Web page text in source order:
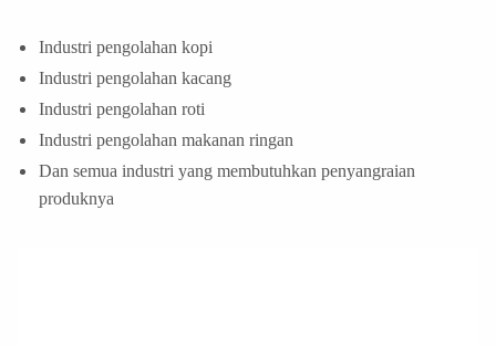
Industri pengolahan kopi
Industri pengolahan kacang
Industri pengolahan roti
Industri pengolahan makanan ringan
Dan semua industri yang membutuhkan penyangraian
produknya